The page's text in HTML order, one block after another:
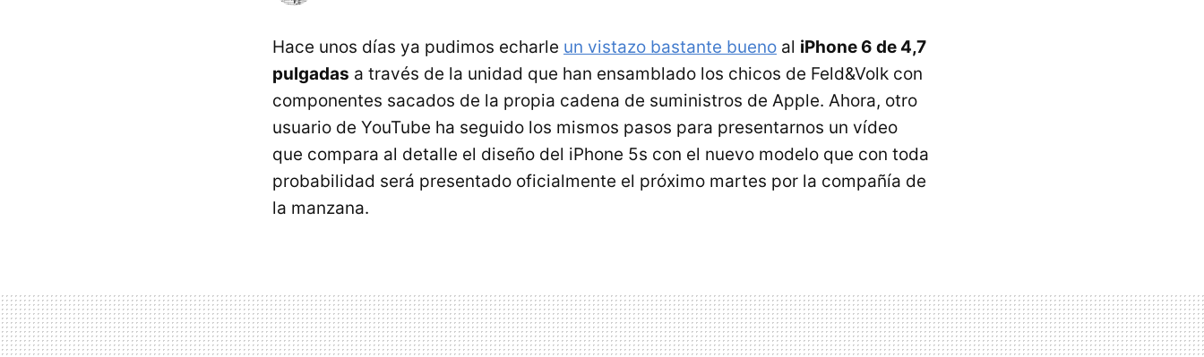
Hace unos días ya pudimos echarle un vistazo bastante bueno al iPhone 6 de 4,7
pulgadas a través de la unidad que han ensamblado los chicos de Feld&Volk con
componentes sacados de la propia cadena de suministros de Apple. Ahora, otro
usuario de YouTube ha seguido los mismos pasos para presentarnos un vídeo
que compara al detalle el diseño del iPhone 5s con el nuevo modelo que con toda
probabilidad será presentado oficialmente el próximo martes por la compañía de
la manzana.